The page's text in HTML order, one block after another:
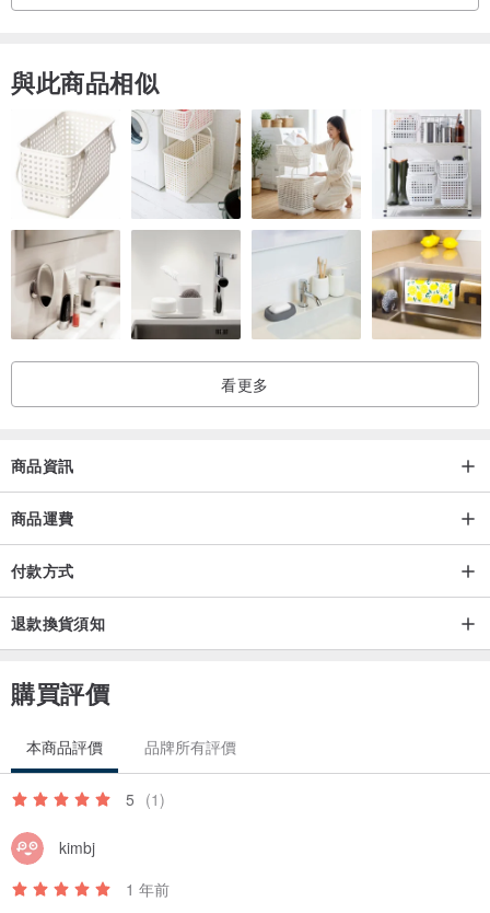
與此商品相似
看更多
商品資訊
商品運費
付款方式
退款換貨須知
購買評價
本商品評價 品牌所有評價
5 (1)
kimbj
1 年前